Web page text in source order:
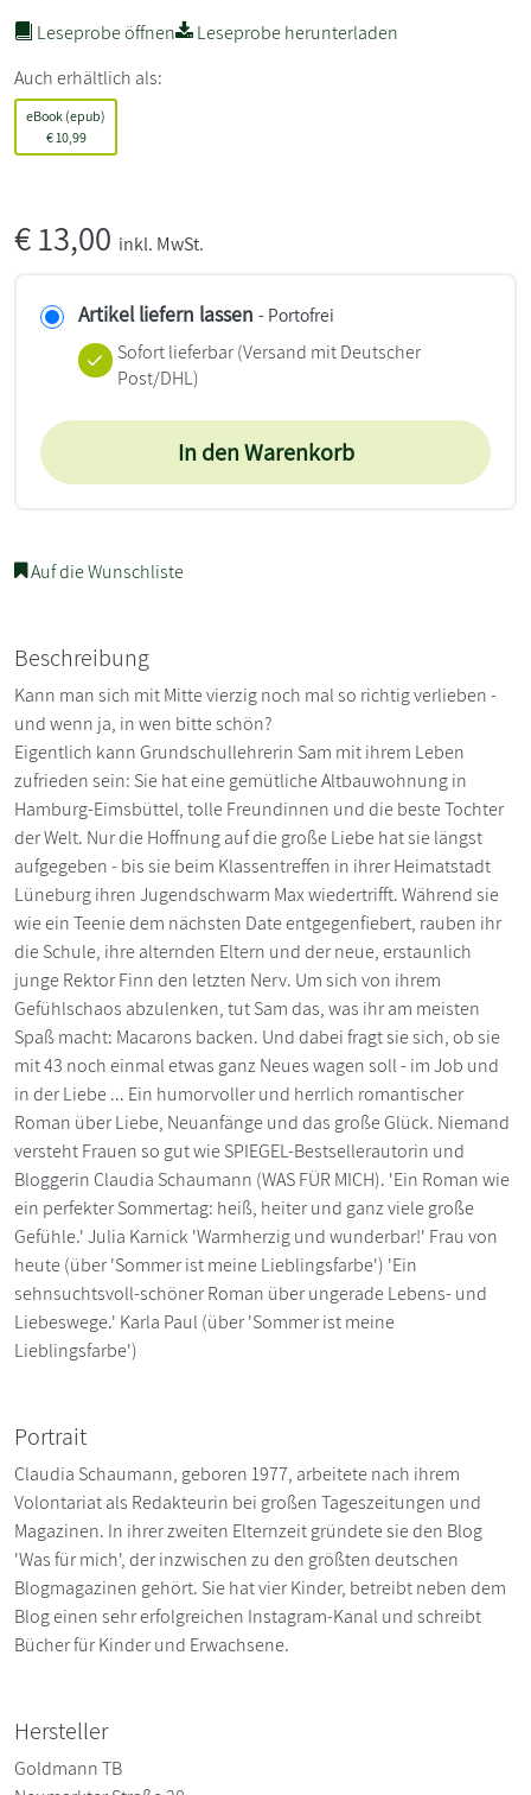
Leseprobe öffnen
Leseprobe herunterladen
Auch erhältlich als:
eBook (epub)
€10,99
€13,00 inkl. MwSt.
Artikel liefern lassen - Portofrei
Sofort lieferbar(Versand mit Deutscher
Post/DHL)
In den Warenkorb
Auf die Wunschliste
Beschreibung
Kann man sich mit Mitte vierzig noch mal so richtig verlieben -
und wenn ja, in wen bitte schön?
Eigentlich kann Grundschullehrerin Sam mit ihrem Leben
zufrieden sein: Sie hat eine gemütliche Altbauwohnung in
Hamburg-Eimsbüttel, tolle Freundinnen und die beste Tochter
der Welt. Nur die Hoffnung auf die große Liebe hat sie längst
aufgegeben - bis sie beim Klassentreffen in ihrer Heimatstadt
Lüneburg ihren Jugendschwarm Max wiedertrifft. Während sie
wie ein Teenie dem nächsten Date entgegenfiebert, rauben ihr
die Schule, ihre alternden Eltern und der neue, erstaunlich
junge Rektor Finn den letzten Nerv. Um sich von ihrem
Gefühlschaos abzulenken, tut Sam das, was ihr am meisten
Spaß macht: Macarons backen. Und dabei fragt sie sich, ob sie
mit 43 noch einmal etwas ganz Neues wagen soll - im Job und
in der Liebe ... Ein humorvoller und herrlich romantischer
Roman über Liebe, Neuanfänge und das große Glück. Niemand
versteht Frauen so gut wie SPIEGEL-Bestsellerautorin und
Bloggerin Claudia Schaumann (WAS FÜR MICH). 'Ein Roman wie
ein perfekter Sommertag: heiß, heiter und ganz viele große
Gefühle.' Julia Karnick 'Warmherzig und wunderbar!' Frau von
heute (über 'Sommer ist meine Lieblingsfarbe') 'Ein
sehnsuchtsvoll-schöner Roman über ungerade Lebens- und
Liebeswege.' Karla Paul (über 'Sommer ist meine
Lieblingsfarbe')
Portrait
Claudia Schaumann, geboren 1977, arbeitete nach ihrem
Volontariat als Redakteurin bei großen Tageszeitungen und
Magazinen. In ihrer zweiten Elternzeit gründete sie den Blog
'Was für mich', der inzwischen zu den größten deutschen
Blogmagazinen gehört. Sie hat vier Kinder, betreibt neben dem
Blog einen sehr erfolgreichen Instagram-Kanal und schreibt
Bücher für Kinder und Erwachsene.
Hersteller
Goldmann TB